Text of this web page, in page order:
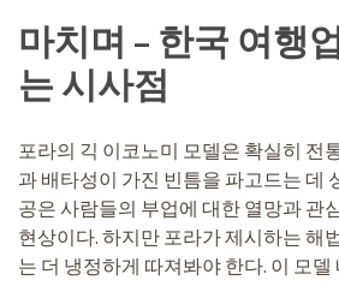
마치며 – 한국 여행
는 시사점
포라의 긱 이코노미 모델은 확실히 전
과 배타성이 가진 빈틈을 파고드는 데
공은 사람들의 부업에 대한 열망과 관
현상이다. 하지만 포라가 제시하는 해
는 더 냉정하게 따져봐야 한다. 이 모